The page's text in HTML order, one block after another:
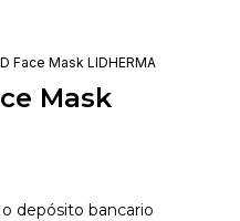
Face Mask LIDHERMA
Mask
depósito bancario